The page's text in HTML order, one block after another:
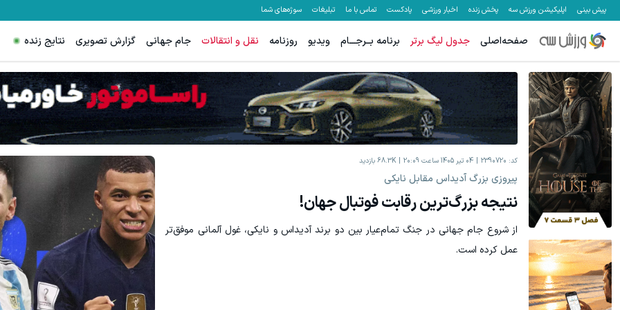
پیش بینی اپلیکیشن ورزش سه پخش زنده اخبار ورزشی پادکست تماس با ما تبلیغات سوژه‌های شما
صفحه‌اصلی جدول لیگ برتر برنامه بــرجـــام ویدیو روزنامه نقل و انتقالات جام جهانی گزارش تصویری نتایج زنده
کد: 2390720 04 تیر 1405 ساعت 20:09 68.3K بازدید
پیروزی بزرگ آدیداس مقابل نایکی
نتیجه بزرگ‌ترین رقابت فوتبال جهان!
از شروع جام جهانی در جنگ تمام‌عیار بین دو برند آدیداس و نایکی، غول آلمانی موفق‌تر
عمل کرده است.
معاملات فارکس اسپرد از صفر و تا ۵۰۰ دلار بونوس
ثبت نام کنید
هنوز 50 تتر رو دریافت نکردی؟ | رایگان ثبت نام کن و رایگان شروع کن! میدونستی میتونی از بالا رفتن
ثبت نام کنید